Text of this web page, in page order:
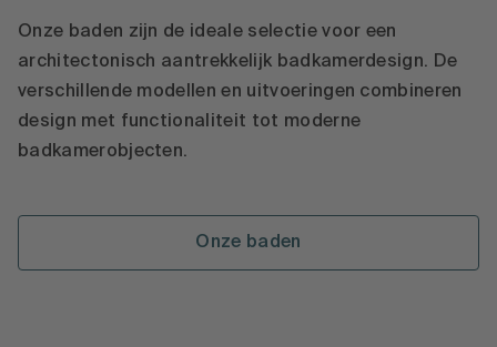
Onze baden zijn de ideale selectie voor een
architectonisch aantrekkelijk badkamerdesign. De
verschillende modellen en uitvoeringen combineren
design met functionaliteit tot moderne
badkamerobjecten.
Onze baden